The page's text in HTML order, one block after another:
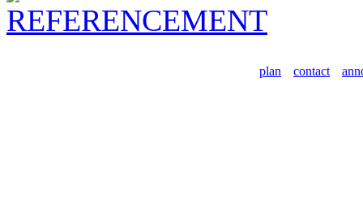
plan contact